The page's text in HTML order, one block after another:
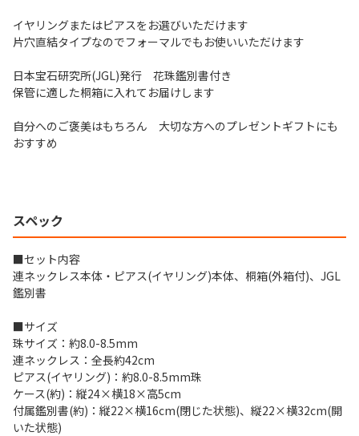
イヤリングまたはピアスをお選びいただけます
片穴直結タイプなのでフォーマルでもお使いいただけます
日本宝石研究所(JGL)発行 花珠鑑別書付き
保管に適した桐箱に入れてお届けします
自分へのご褒美はもちろん 大切な方へのプレゼントギフトにも
おすすめ
スペック
■セット内容
連ネックレス本体・ピアス(イヤリング)本体、桐箱(外箱付)、JGL
鑑別書
■サイズ
珠サイズ：約8.0-8.5mm
連ネックレス：全長約42cm
ピアス(イヤリング)：約8.0-8.5mm珠
ケース(約)：縦24×横18×高5cm
付属鑑別書(約)：縦22×横16cm(閉じた状態)、縦22×横32cm(開
いた状態)